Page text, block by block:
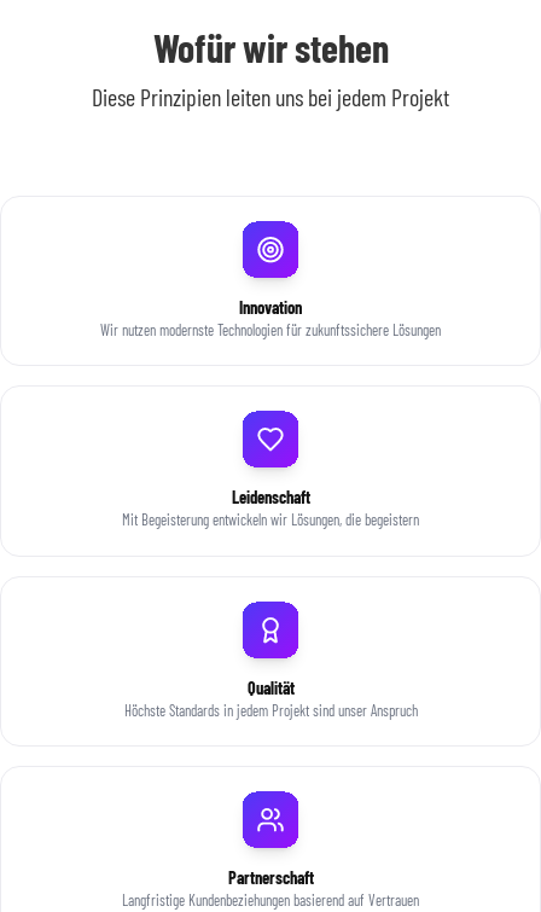
Wofür wir stehen
Diese Prinzipien leiten uns bei jedem Projekt
Innovation
Wir nutzen modernste Technologien für zukunftssichere Lösungen
Leidenschaft
Mit Begeisterung entwickeln wir Lösungen, die begeistern
Qualität
Höchste Standards in jedem Projekt sind unser Anspruch
Partnerschaft
Langfristige Kundenbeziehungen basierend auf Vertrauen